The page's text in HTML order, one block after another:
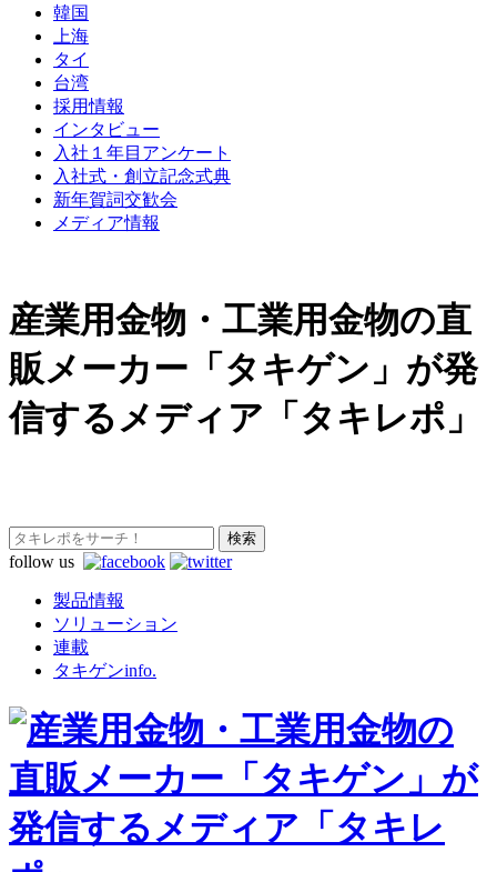
韓国
上海
タイ
台湾
採用情報
インタビュー
入社１年目アンケート
入社式・創立記念式典
新年賀詞交歓会
メディア情報
産業用金物・工業用金物の直
販メーカー「タキゲン」が発
信するメディア「タキレポ」
follow us
製品情報
ソリューション
連載
タキゲンinfo.